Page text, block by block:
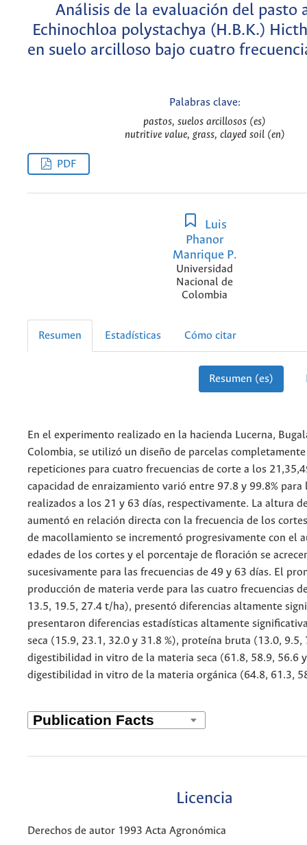
Análisis de la evaluación del pasto
Echinochloa polystachya (H.B.K.)
en suelo arcilloso bajo cuatro
Palabras clave:
pastos, suelos arcillosos (es)
nutritive value, grass, clayed soil (en)
PDF
Luis
Phanor
Manrique P.
Universidad
Nacional de
Colombia
Resumen Estadísticas Cómo citar
Resumen (es)
En el experimento realizado en la hacienda Lucerna,
Colombia, se utilizó un diseño de parcelas completamente
repeticiones para cuatro frecuencias de corte a los
capacidad de enraizamiento varió entre 97.8 y 99.8% para
realizados a los 21 y 63 días, respectivamente. La altura
aumentó en relación directa con la frecuencia de los
de macollamiento se incrementó progresivamente con el
edades de los cortes y el porcentaje de floración se
sucesivamente para las frecuencias de 49 y 63 días. El
producción de materia verde para las cuatro frecuencias
13.5, 19.5, 27.4 t/ha), presentó diferencias altamente
presentaron diferencias estadísticas altamente
seca (15.9, 23.1, 32.0 y 31.8 %), proteína bruta (13.0, 9.5,
digestibilidad in vitro de la materia seca (61.8, 58.9, 56.6
digestibilidad in vitro de la materia orgánica (64.8, 61.3,
Licencia
Derechos de autor 1993 Acta Agronómica